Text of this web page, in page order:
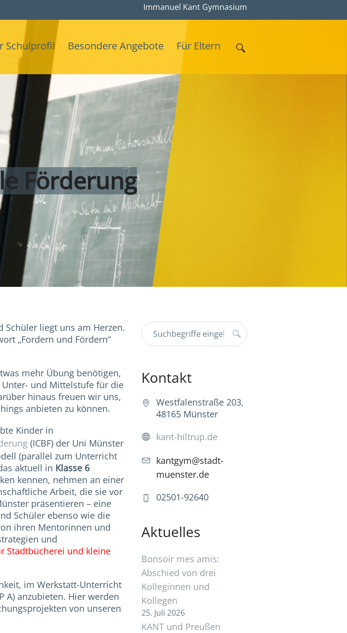
Immanuel Kant Gymnasium
Schulprofil Besondere Angebote Für Eltern
Förderung
liegt uns am Herzen.
„Fordern und Fördern“
mehr Übung benötigen,
und Mittelstufe für die
hinaus freuen wir uns,
anbieten zu können.
Kinder in
(ICBF) der Uni Münster
(parallel zum Unterricht
aktuell in Klasse 6
kennen, nehmen an einer
Arbeit, die sie vor
präsentieren – eine
Schüler ebenso wie die
ihren Mentorinnen und
und
Stadtbücherei und kleine
im Werkstatt-Unterricht
A) anzubieten. Hier werden
von unseren
Kontakt
Westfalenstraße 203,
48165 Münster
kant-hiltrup.de
kantgym@stadt-
muenster.de
02501-92640
Aktuelles
Bonsoir mes amis:
Abschied von drei
Kolleginnen und
Kollegen
25. Juli 2026
KANT und Preußen